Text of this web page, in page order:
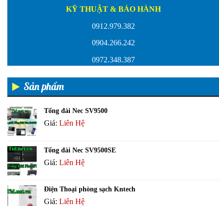
KỸ THUẬT & BẢO HÀNH
0912.979.382
0904.266.242
0972.348.387
Sản phẩm
Tổng đài Nec SV9500
Giá: Liên Hệ
Tổng đài Nec SV9500SE
Giá: Liên Hệ
Điện Thoại phòng sạch Kntech
Giá: Liên Hệ